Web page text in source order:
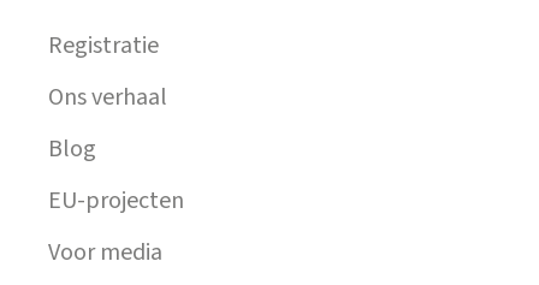
Registratie
Ons verhaal
Blog
EU-projecten
Voor media